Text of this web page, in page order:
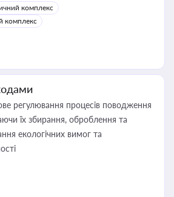
комплекс
комплекс
регулювання процесів поводження
їх збирання, оброблення та
екологічних вимог та